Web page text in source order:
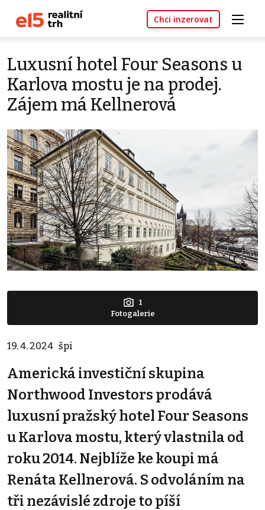
Chci inzerovat
Luxusní hotel Four Seasons u
Karlova mostu je na prodej.
Zájem má Kellnerová
1
Fotogalerie
19. 4. 2024 špi
Americká investiční skupina
Northwood Investors prodává
luxusní pražský hotel Four Seasons
u Karlova mostu, který vlastnila od
roku 2014. Nejblíže ke koupi má
Renáta Kellnerová. S odvoláním na
tři nezávislé zdroje to píší